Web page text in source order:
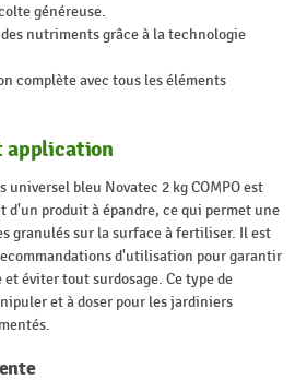
généreuse.
nutriments grâce à la technologie
complète avec tous les éléments
application
bleu Novatec 2 kg COMPO est
d'un produit à épandre, ce qui permet une
granulés sur la surface à fertiliser. Il est
d'utilisation pour garantir
éviter tout surdosage. Ce type de
et à doser pour les jardiniers